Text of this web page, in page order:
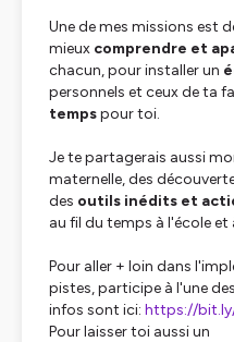
Une de mes missions est
mieux comprendre et
chacun, pour installer un
personnels et ceux de ta
tempspour toi.
Je te partagerais aussi
maternelle, des
des outils inédits et
au fil du temps à l'école et
Pour aller + loin dans
pistes, participe à l'une
infos sont ici: https://
Pour laisser toi aussi un